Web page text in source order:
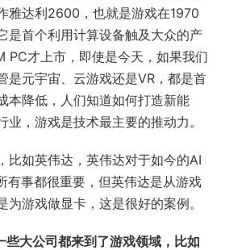
雅达利2600，也就是游戏在1970
是首个利用计算设备触及大众的产
PC才上市，即使是今天，如果我们
是元宇宙、云游戏还是VR，都是首
本降低，人们知道如何打造新能
业，游戏是技术最主要的推动力。
比如英伟达，英伟达对于如今的AI
有事都很重要，但英伟达是从游戏
为游戏做显卡，这是很好的案例。
些大公司都来到了游戏领域，比如